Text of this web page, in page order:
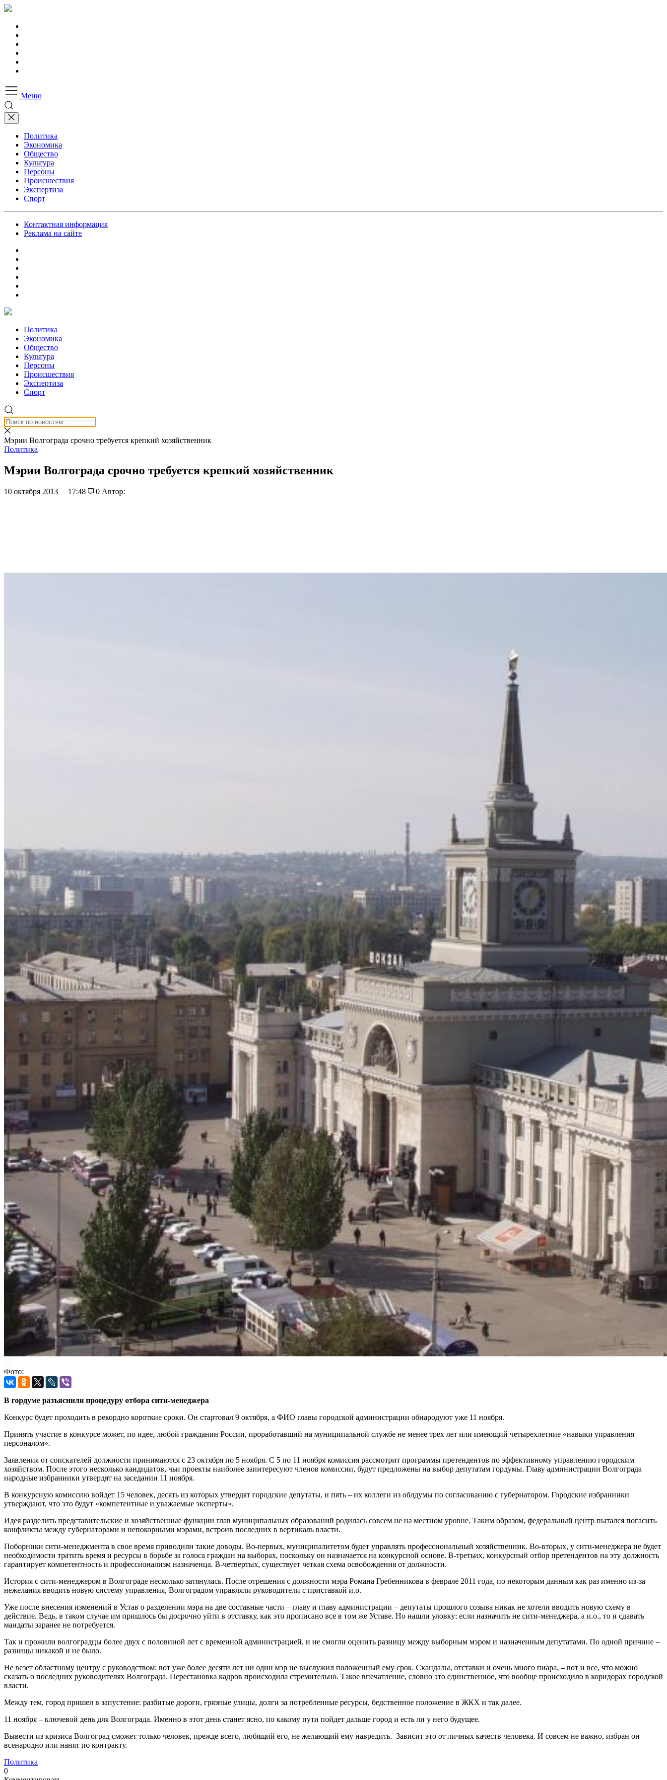
Меню
Политика
Экономика
Общество
Культура
Персоны
Происшествия
Экспертиза
Спорт
Контактная информация
Реклама на сайте
Политика
Экономика
Общество
Культура
Персоны
Происшествия
Экспертиза
Спорт
Мэрии Волгограда срочно требуется крепкий хозяйственник
Политика
Мэрии Волгограда срочно требуется крепкий хозяйственник
10 октября 2013 17:48 0 Автор:
Фото:
В гордуме разъяснили процедуру отбора сити-менеджера
Конкурс будет проходить в рекордно короткие сроки. Он стартовал 9 октября, а ФИО главы городской администрации обнародуют уже 11 ноября.
Принять участие в конкурсе может, по идее, любой гражданин России, проработавший на муниципальной службе не менее трех лет или имеющий четырехлетние «навыки управления
персоналом».
Заявления от соискателей должности принимаются с 23 октября по 5 ноября. С 5 по 11 ноября комиссия рассмотрит программы претендентов по эффективному управлению городским
хозяйством. После этого несколько кандидатов, чьи проекты наиболее заинтересуют членов комиссии, будут предложены на выбор депутатам гордумы. Главу администрации Волгограда
народные избранники утвердят на заседании 11 ноября.
В конкурсную комиссию войдет 15 человек, десять из которых утвердят городские депутаты, и пять – их коллеги из облдумы по согласованию с губернатором. Городские избранники
утверждают, что это будут «компетентные и уважаемые эксперты».
Идея разделить представительские и хозяйственные функции глав муниципальных образований родилась совсем не на местном уровне. Таким образом, федеральный центр пытался погасить
конфликты между губернаторами и непокорными мэрами, встроив последних в вертикаль власти.
Поборники сити-менеджмента в свое время приводили такие доводы. Во-первых, муниципалитетом будет управлять профессиональный хозяйственник. Во-вторых, у сити-менеджера не будет
необходимости тратить время и ресурсы в борьбе за голоса граждан на выборах, поскольку он назначается на конкурсной основе. В-третьих, конкурсный отбор претендентов на эту должность
гарантирует компетентность и профессионализм назначенца. В-четвертых, существует четкая схема освобождения от должности.
История с сити-менеджером в Волгограде несколько затянулась. После отрешения с должности мэра Романа Гребенникова в феврале 2011 года, по некоторым данным как раз именно из-за
нежелания вводить новую систему управления, Волгоградом управляли руководители с приставкой и.о.
Уже после внесения изменений в Устав о разделении мэра на две составные части – главу и главу администрации – депутаты прошлого созыва никак не хотели вводить новую схему в
действие. Ведь, в таком случае им пришлось бы досрочно уйти в отставку, как это прописано все в том же Уставе. Но нашли уловку: если назначить не сити-менеджера, а и.о., то и сдавать
мандаты заранее не потребуется.
Так и прожили волгоградцы более двух с половиной лет с временной администрацией, и не смогли оценить разницу между выборным мэром и назначенным депутатами. По одной причине –
разницы никакой и не было.
Не везет областному центру с руководством: вот уже более десяти лет ни один мэр не выслужил положенный ему срок. Скандалы, отставки и очень много пиара, – вот и все, что можно
сказать о последних руководителях Волгограда. Перестановка кадров происходила стремительно. Такое впечатление, словно это единственное, что вообще происходило в коридорах городской
власти.
Между тем, город пришел в запустение: разбитые дороги, грязные улицы, долги за потребленные ресурсы, бедственное положение в ЖКХ и так далее.
11 ноября – ключевой день для Волгограда. Именно в этот день станет ясно, по какому пути пойдет дальше город и есть ли у него будущее.
Вывести из кризиса Волгоград сможет только человек, прежде всего, любящий его, не желающий ему навредить. Зависит это от личных качеств человека. И совсем не важно, избран он
всенародно или нанят по контракту.
Политика
0